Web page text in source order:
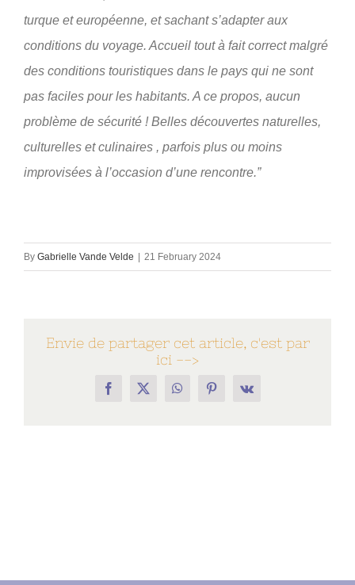
turque et européenne, et sachant s’adapter aux
conditions du voyage. Accueil tout à fait correct malgré
des conditions touristiques dans le pays qui ne sont
pas faciles pour les habitants. A ce propos, aucun
problème de sécurité !Belles découvertes naturelles,
culturelles et culinaires , parfois plus ou moins
improvisées à l’occasion d’une rencontre.”
By Gabrielle Vande Velde 21 February 2024
Envie de partager cet article, c'est par
ici -->
Facebook
X WhatsAppPinterest
Vk